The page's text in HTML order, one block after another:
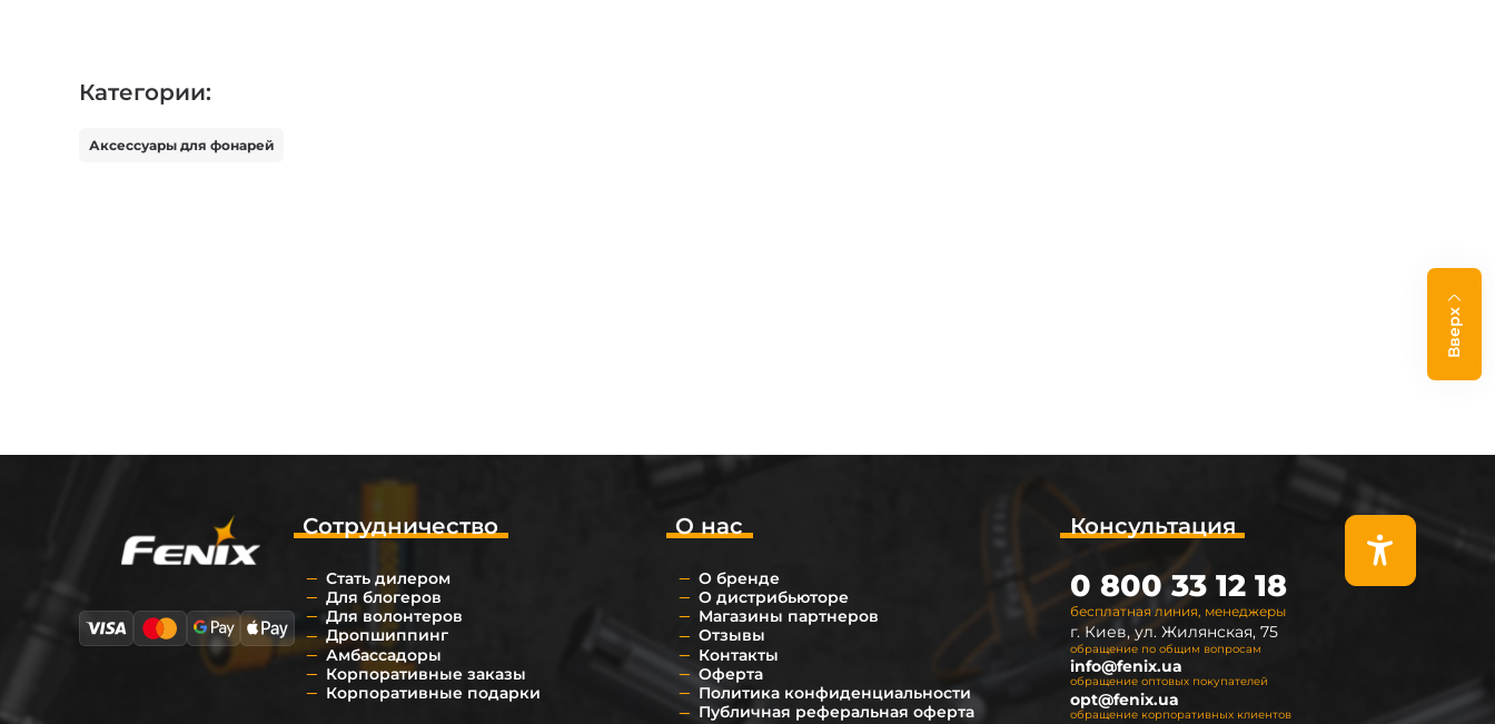
Категории:
Аксессуары для фонарей
Вверх
О нас
О бренде
О дистрибьюторе
Магазины партнеров
Отзывы
Контакты
Оферта
Политика конфиденциальности
Публичная реферальная оферта
Сотрудничество
Стать дилером
Для блогеров
Для волонтеров
Дропшиппинг
Амбассадоры
Корпоративные заказы
Корпоративные подарки
Консультация
бесплатная линия, менеджеры
0 800 33 12 18
г. Киев, ул. Жилянская, 75
обращение по общим вопросам
info@fenix.ua
обращение оптовых покупателей
opt@fenix.ua
обращение корпоративных клиентов